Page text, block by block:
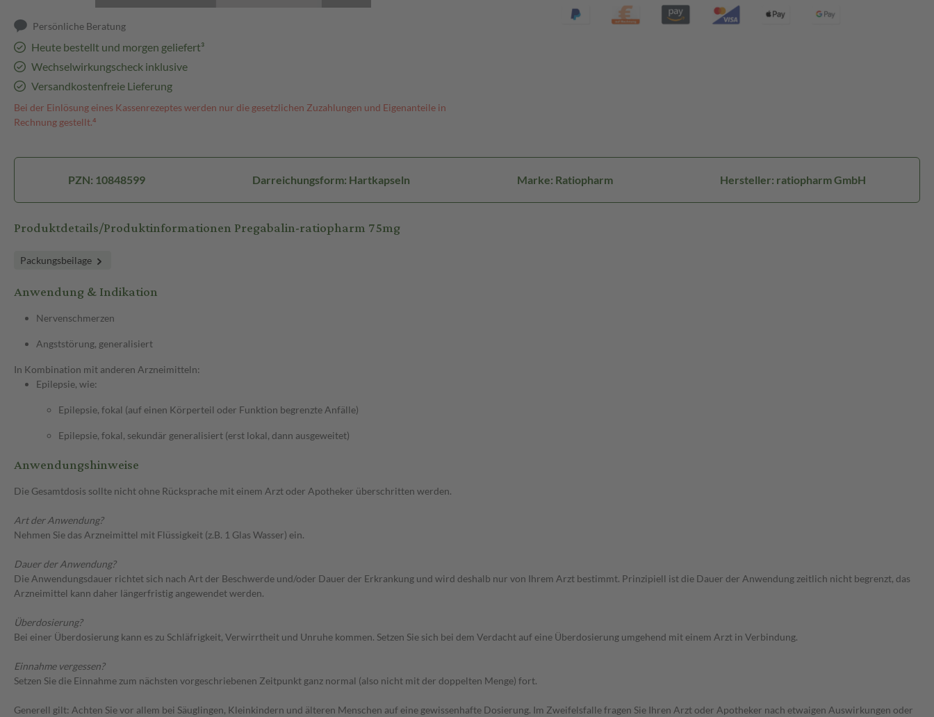
Persönliche Beratung
Heute bestellt und morgen geliefert³
Wechselwirkungscheck inklusive
Versandkostenfreie Lieferung
Bei der Einlösung eines Kassenrezeptes werden nur die gesetzlichen Zuzahlungen und Eigenanteile in
Rechnung gestellt.⁴
PZN: 10848599 Darreichungsform: Hartkapseln Marke: Ratiopharm Hersteller: ratiopharm GmbH
Produktdetails/Produktinformationen Pregabalin-ratiopharm 75mg
Packungsbeilage
Anwendung & Indikation
Nervenschmerzen
Angststörung, generalisiert
In Kombination mit anderen Arzneimitteln:
Epilepsie, wie:
Epilepsie, fokal (auf einen Körperteil oder Funktion begrenzte Anfälle)
Epilepsie, fokal, sekundär generalisiert (erst lokal, dann ausgeweitet)
Anwendungshinweise
Die Gesamtdosis sollte nicht ohne Rücksprache mit einem Arzt oder Apotheker überschritten werden.
Art der Anwendung?
Nehmen Sie das Arzneimittel mit Flüssigkeit (z.B. 1 Glas Wasser) ein.
Dauer der Anwendung?
Die Anwendungsdauer richtet sich nach Art der Beschwerde und/oder Dauer der Erkrankung und wird deshalb nur von Ihrem Arzt bestimmt. Prinzipiell ist die Dauer der Anwendung zeitlich nicht begrenzt, das
Arzneimittel kann daher längerfristig angewendet werden.
Überdosierung?
Bei einer Überdosierung kann es zu Schläfrigkeit, Verwirrtheit und Unruhe kommen. Setzen Sie sich bei dem Verdacht auf eine Überdosierung umgehend mit einem Arzt in Verbindung.
Einnahme vergessen?
Setzen Sie die Einnahme zum nächsten vorgeschriebenen Zeitpunkt ganz normal (also nicht mit der doppelten Menge) fort.
Generell gilt: Achten Sie vor allem bei Säuglingen, Kleinkindern und älteren Menschen auf eine gewissenhafte Dosierung. Im Zweifelsfalle fragen Sie Ihren Arzt oder Apotheker nach etwaigen Auswirkungen oder